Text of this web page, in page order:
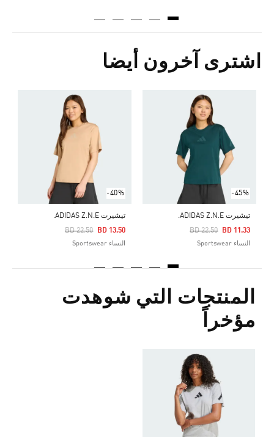
اشترى آخرون أيضا
-45%
تيشيرت ADIDAS Z.N.E.
Price Reduced From
BD 22.50
To BD 11.33
النساء Sportswear
-40%
تيشيرت ADIDAS Z.N.E.
Price Reduced From
BD 22.50
To BD 13.50
النساء Sportswear
Price Reduced From
المنتجات التي شوهدت
مؤخراً